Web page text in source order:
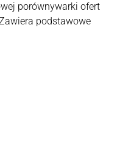
porównywarki ofert
podstawowe